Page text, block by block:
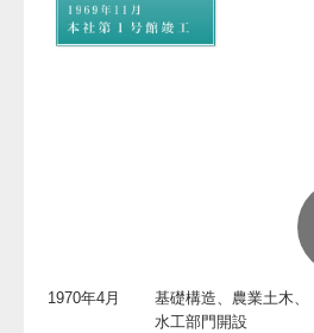
1970年4月
基礎構造、農業土木、
水工部門開設